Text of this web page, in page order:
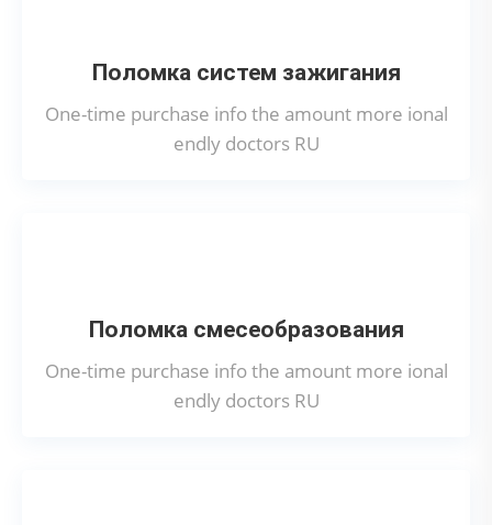
Поломка систем зажигания
One-time purchase info the amount more ional
endly doctors RU
Поломка смесеобразования
One-time purchase info the amount more ional
endly doctors RU